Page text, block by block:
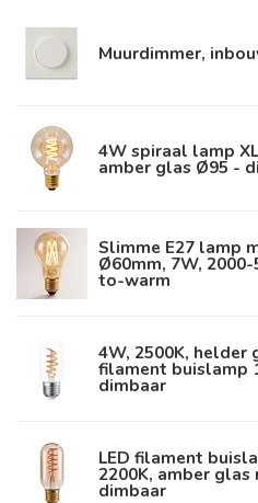
Muurdimmer,
4W spiraal lamp
amber glas Ø95 -
Slimme E27 lamp
Ø60mm, 7W,
to-warm
4W, 2500K, helder
filament buislamp
dimbaar
LED filament
2200K, amber
dimbaar